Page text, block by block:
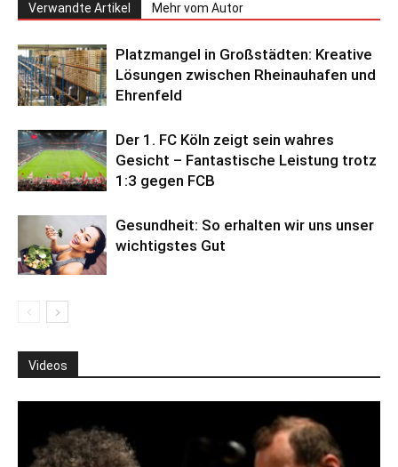
Verwandte Artikel Mehr vom Autor
Platzmangel in Großstädten: Kreative
Lösungen zwischen Rheinauhafen und
Ehrenfeld
Der 1. FC Köln zeigt sein wahres
Gesicht – Fantastische Leistung trotz
1:3 gegen FCB
Gesundheit: So erhalten wir uns unser
wichtigstes Gut
Videos